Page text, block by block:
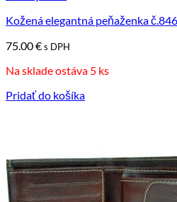
Kožená elegantná peňaženka
75.00€s DPH
Na sklade ostáva 5 ks
Pridať do košíka